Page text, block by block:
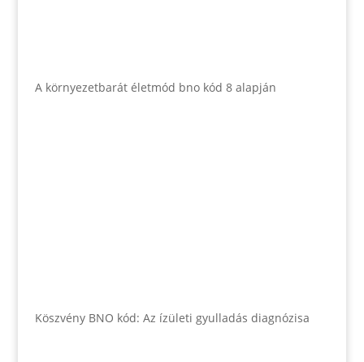
A környezetbarát életmód bno kód 8 alapján
Köszvény BNO kód: Az ízületi gyulladás diagnózisa